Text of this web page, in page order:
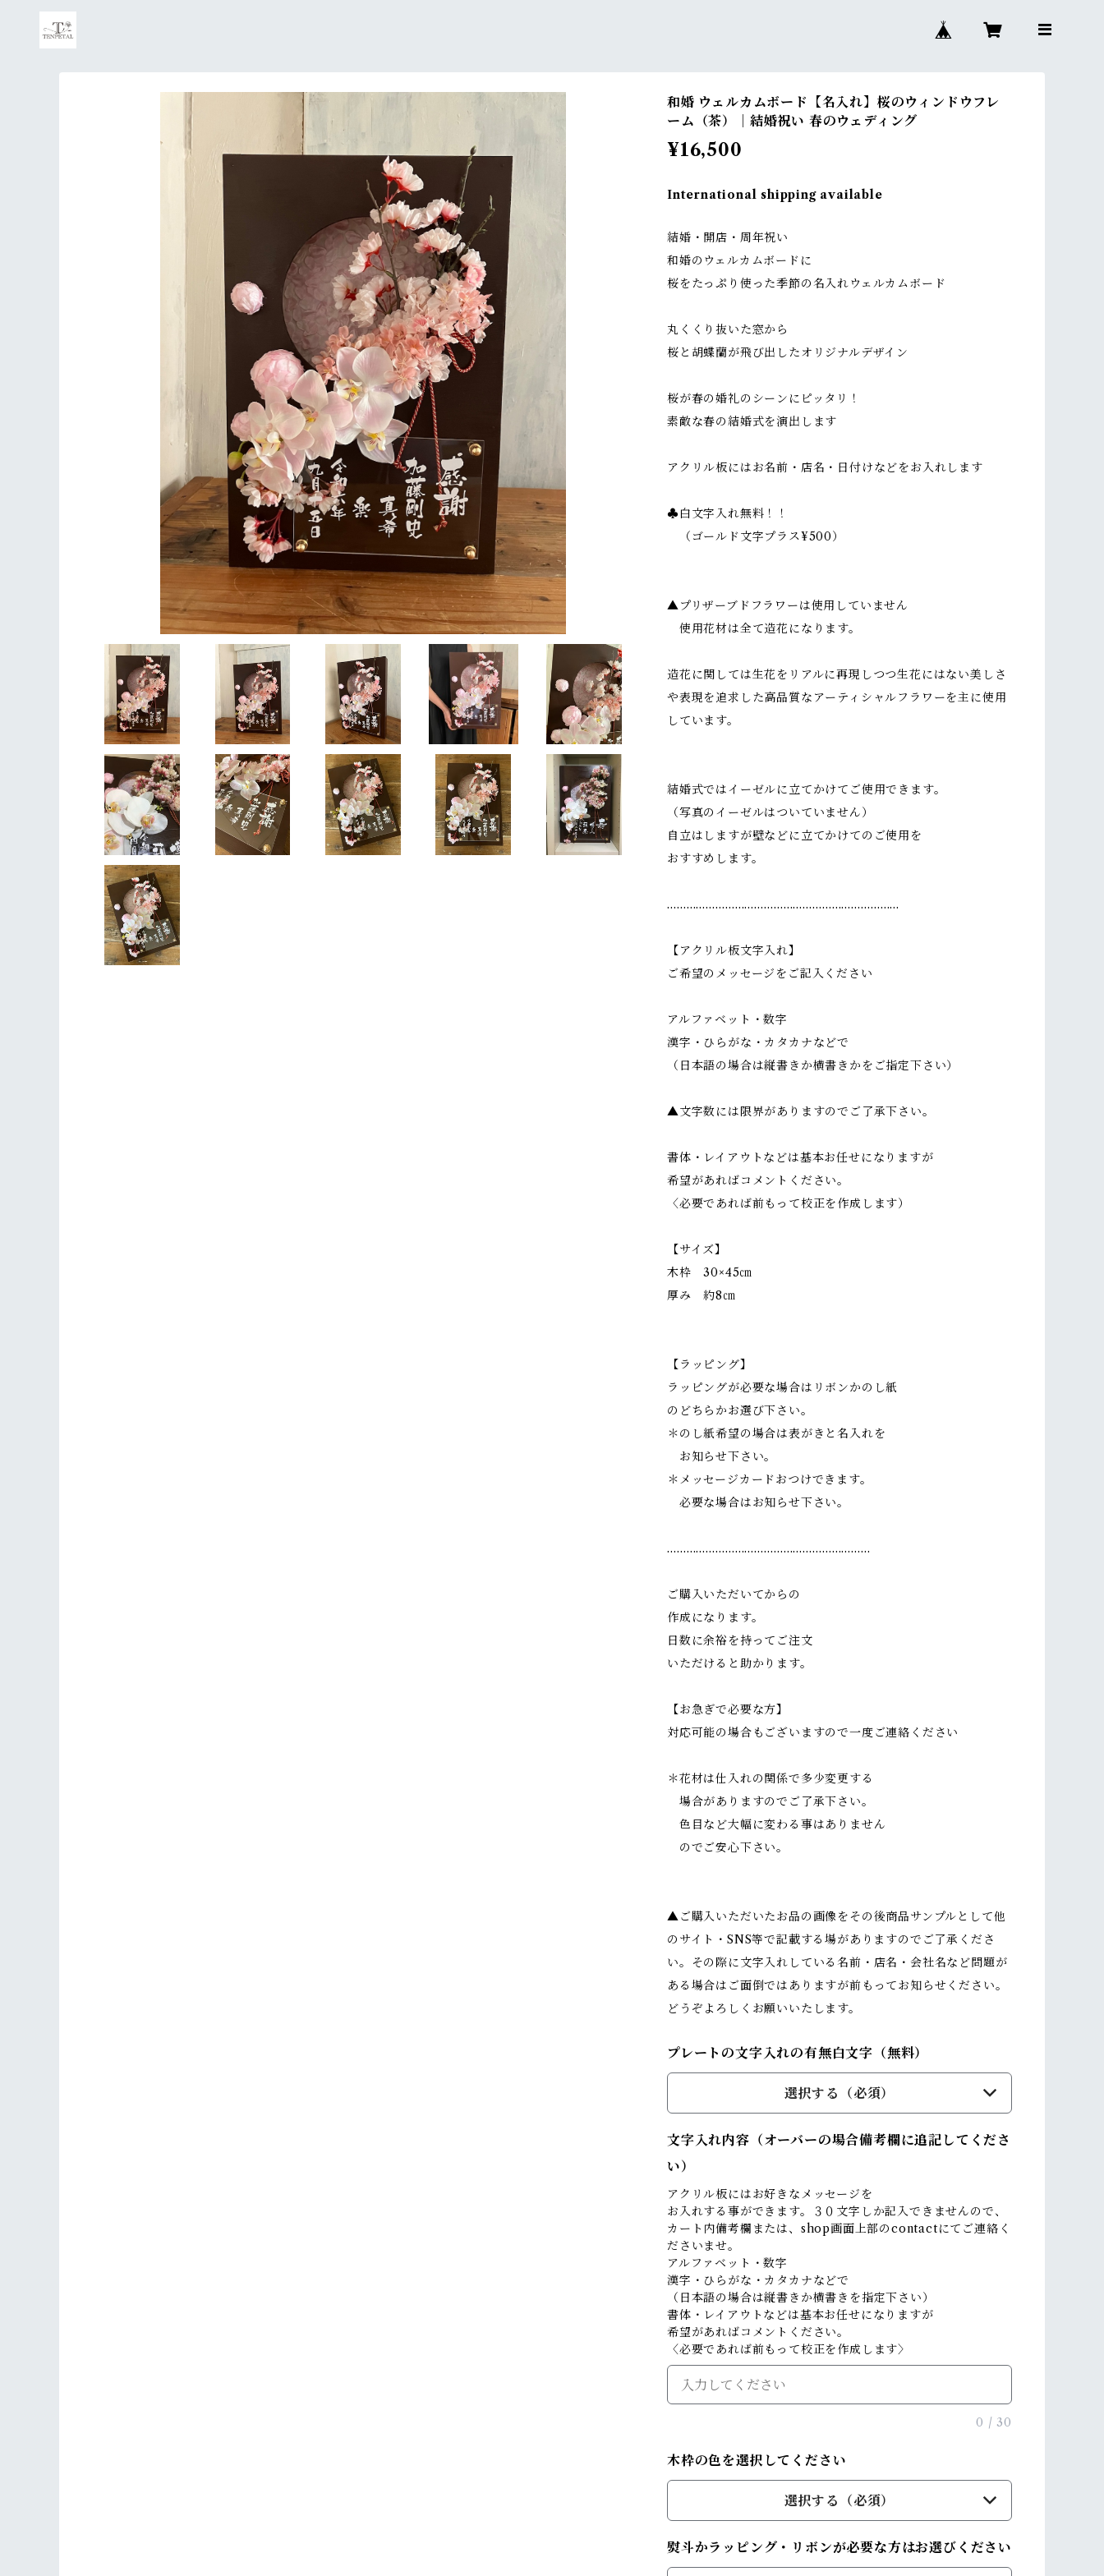
和婚 ウェルカムボード【名入れ】桜のウィンドウフレ
ーム（茶）｜結婚祝い 春のウェディング
¥16,500
International shipping available
結婚・開店・周年祝い
和婚のウェルカムボードに
桜をたっぷり使った季節の名入れウェルカムボード
丸くくり抜いた窓から
桜と胡蝶蘭が飛び出したオリジナルデザイン
桜が春の婚礼のシーンにピッタリ！
素敵な春の結婚式を演出します
アクリル板にはお名前・店名・日付けなどをお入れします
♣︎白文字入れ無料！！
（ゴールド文字プラス¥500）
▲プリザーブドフラワーは使用していません
使用花材は全て造花になります。
造花に関しては生花をリアルに再現しつつ生花にはない美しさ
や表現を追求した高品質なアーティシャルフラワーを主に使用
しています。
結婚式ではイーゼルに立てかけてご使用できます。
（写真のイーゼルはついていません）
自立はしますが壁などに立てかけてのご使用を
おすすめします。
………………………………………………………………
【アクリル板文字入れ】
ご希望のメッセージをご記入ください
アルファベット・数字
漢字・ひらがな・カタカナなどで
（日本語の場合は縦書きか横書きかをご指定下さい）
▲文字数には限界がありますのでご了承下さい。
書体・レイアウトなどは基本お任せになりますが
希望があればコメントください。
〈必要であれば前もって校正を作成します）
【サイズ】
木枠 30×45㎝
厚み 約8㎝
【ラッピング】
ラッピングが必要な場合はリボンかのし紙
のどちらかお選び下さい。
＊のし紙希望の場合は表がきと名入れを
お知らせ下さい。
＊メッセージカードおつけできます。
必要な場合はお知らせ下さい。
………………………………………………………
ご購入いただいてからの
作成になります。
日数に余裕を持ってご注文
いただけると助かります。
【お急ぎで必要な方】
対応可能の場合もございますので一度ご連絡ください
＊花材は仕入れの関係で多少変更する
場合がありますのでご了承下さい。
色目など大幅に変わる事はありません
のでご安心下さい。
▲ご購入いただいたお品の画像をその後商品サンプルとして他
のサイト・SNS等で記載する場がありますのでご了承くださ
い。その際に文字入れしている名前・店名・会社名など問題が
ある場合はご面倒ではありますが前もってお知らせください。
どうぞよろしくお願いいたします。
プレートの文字入れの有無白文字（無料）
選択する（必須）
文字入れ内容（オーバーの場合備考欄に追記してくださ
い）
アクリル板にはお好きなメッセージを
お入れする事ができます。３０文字しか記入できませんので、
カート内備考欄または、shop画面上部のcontactにてご連絡く
ださいませ。
アルファベット・数字
漢字・ひらがな・カタカナなどで
（日本語の場合は縦書きか横書きを指定下さい）
書体・レイアウトなどは基本お任せになりますが
希望があればコメントください。
〈必要であれば前もって校正を作成します〉
0 / 30
木枠の色を選択してください
選択する（必須）
熨斗かラッピング・リボンが必要な方はお選びください